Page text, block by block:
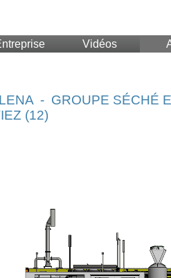
Vidéos
- GROUPE SÉCHÉ
(12)